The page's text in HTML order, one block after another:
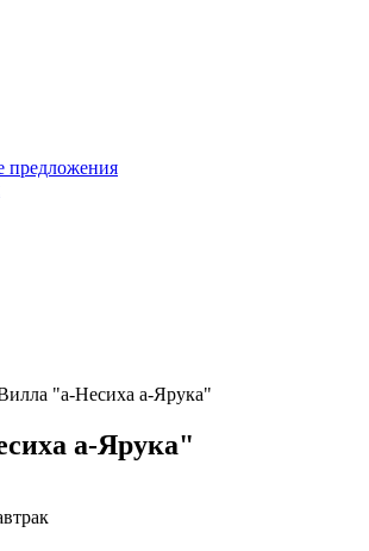
предложения
"а-Несиха а-Ярука"
а-Ярука"